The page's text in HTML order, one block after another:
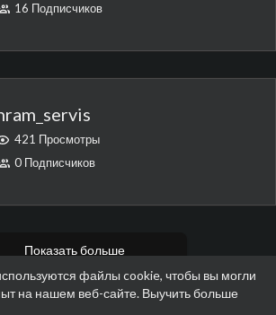
файлы cookie, чтобы вы могли
на нашем веб-сайте. Выучить больше
16 Подписчиков
421 Просмотры
0 Подписчиков
Показать больше